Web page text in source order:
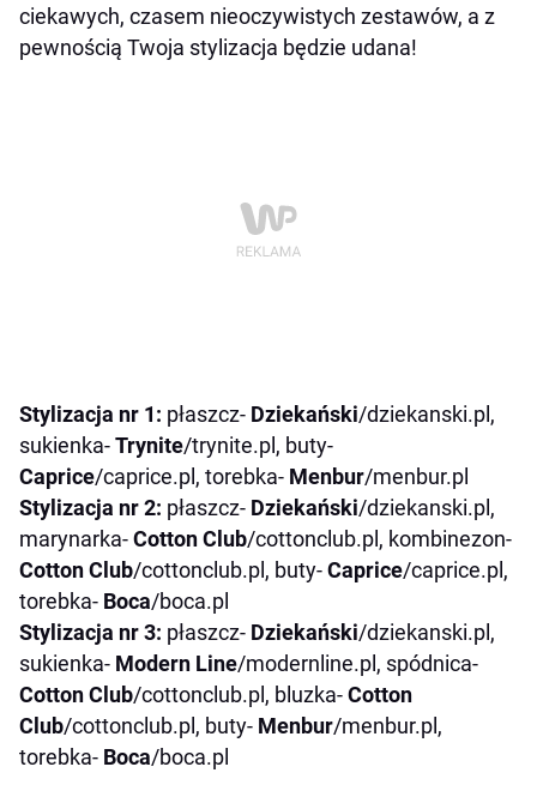
ciekawych, czasem nieoczywistych zestawów, a z
pewnością Twoja stylizacja będzie udana!
Stylizacja nr 1: płaszcz- Dziekański/dziekanski.pl,
sukienka-Trynite/trynite.pl, buty-
Caprice/caprice.pl, torebka- Menbur/menbur.pl
Stylizacja nr 2: płaszcz- Dziekański/dziekanski.pl,
marynarka-Cotton Club/cottonclub.pl, kombinezon-
Cotton Club/cottonclub.pl, buty-Caprice/caprice.pl,
torebka- Boca/boca.pl
Stylizacja nr 3: płaszcz- Dziekański/dziekanski.pl,
sukienka- Modern Line/modernline.pl, spódnica-
Cotton Club/cottonclub.pl, bluzka-Cotton
Club/cottonclub.pl, buty- Menbur/menbur.pl,
torebka- Boca/boca.pl